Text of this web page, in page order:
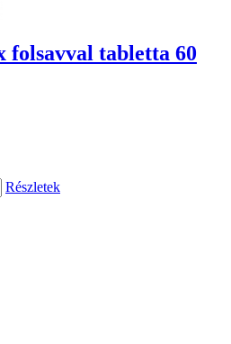
folsavval tabletta 60
Részletek